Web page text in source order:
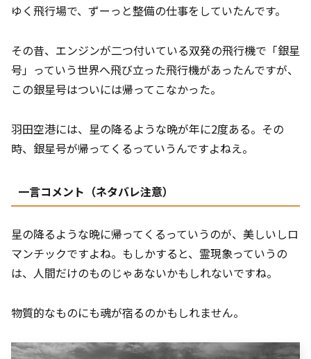
ゆく飛行場で、ずーっと整備の仕事をしていたんです。
その昔、エンジンが二つ付いている双発の飛行機で「銀星
号」っていう世界へ飛び立った飛行機があったんですが、
この銀星号はついには帰ってこなかった。
羽田空港には、星の降るような晩が年に2度ある。その
時、銀星号が帰ってくるっていうんですよねえ。
一言コメント（ネタバレ注意）
星の降るような晩に帰ってくるっていうのが、美しいしロ
マンチックですよね。もしかすると、霊現象っていうの
は、人間だけのものじゃあないかもしれないですね。
物質的なものにも魂が宿るのかもしれません。